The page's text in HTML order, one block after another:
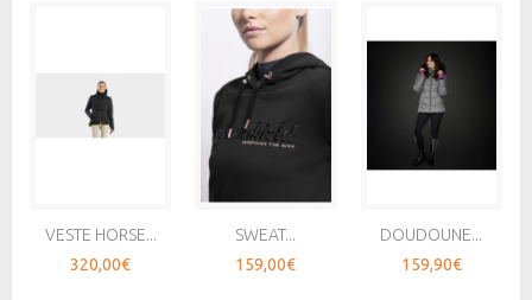
VESTE HORSE...
320,00€
SWEAT...
159,00€
DOUDOUNE...
159,90€